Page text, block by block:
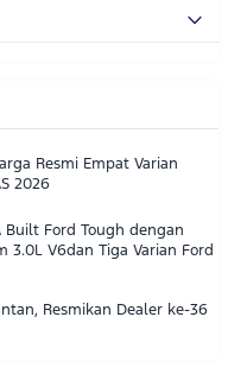
Resmi Empat Varian
2026
Built Ford Tough dengan
3.0L V6dan Tiga Varian Ford
Resmikan Dealer ke-36